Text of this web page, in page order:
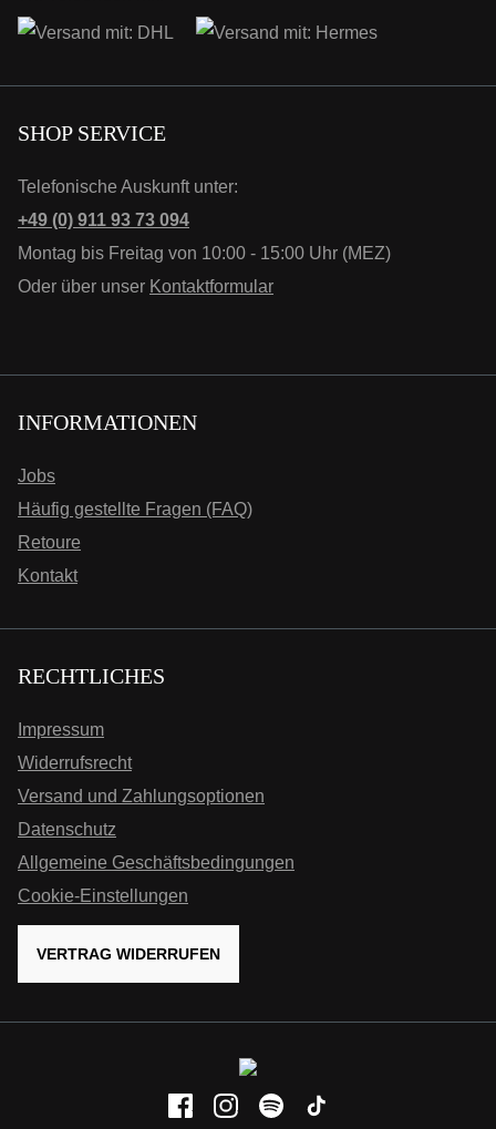
SHOP SERVICE
Telefonische Auskunft unter:
+49 (0) 911 93 73 094
Montag bis Freitag von 10:00 - 15:00 Uhr (MEZ)
Oder über unser Kontaktformular
INFORMATIONEN
Jobs
Häufig gestellte Fragen (FAQ)
Retoure
Kontakt
RECHTLICHES
Impressum
Widerrufsrecht
Versand und Zahlungsoptionen
Datenschutz
Allgemeine Geschäftsbedingungen
Cookie-Einstellungen
VERTRAG WIDERRUFEN